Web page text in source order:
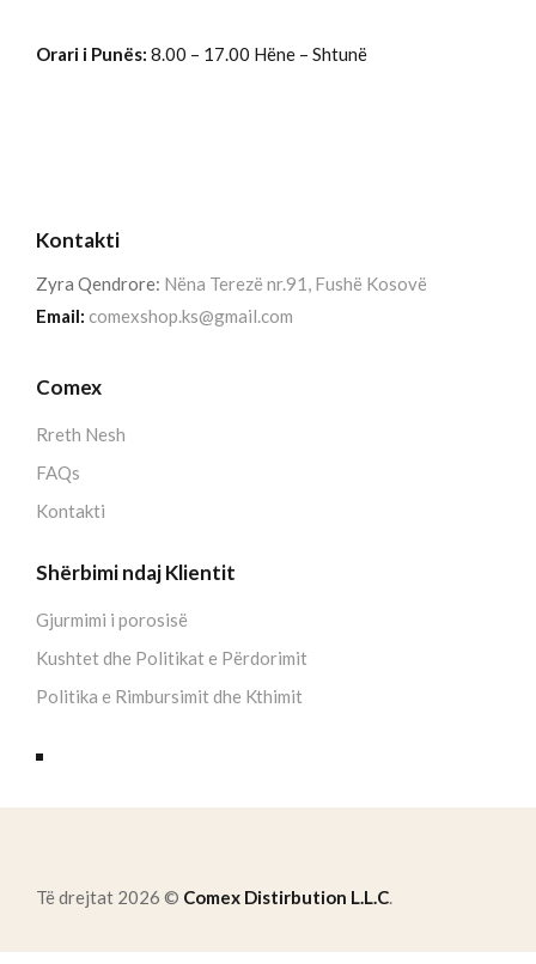
Orari i Punës: 8.00 – 17.00 Hëne – Shtunë
Kontakti
Zyra Qendrore: Nëna Terezë nr.91, Fushë Kosovë
Email: comexshop.ks@gmail.com
Comex
Rreth Nesh
FAQs
Kontakti
Shërbimi ndaj Klientit
Gjurmimi i porosisë
Kushtet dhe Politikat e Përdorimit
Politika e Rimbursimit dhe Kthimit
Të drejtat 2026 © Comex Distirbution L.L.C.